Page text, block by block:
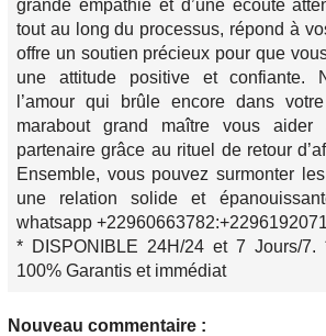
grande empathie et d’une écoute
tout au long du processus, répond à
offre un soutien précieux pour que
une attitude positive et confiante.
l’amour qui brûle encore dans
marabout grand maître vous aider
partenaire grâce au rituel de retour
Ensemble, vous pouvez surmonter
une relation solide et
whatsapp
* DISPONIBLE 24H/24 et 7 Jours/7.
100% Garantis et immédiat
Nouveau commentaire :